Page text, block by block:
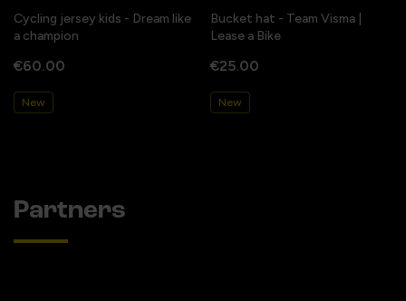
Cycling jersey kids - Dream like
a champion
€60.00
New
Bucket hat - Team Visma |
Lease a Bike
€25.00
New
Partners